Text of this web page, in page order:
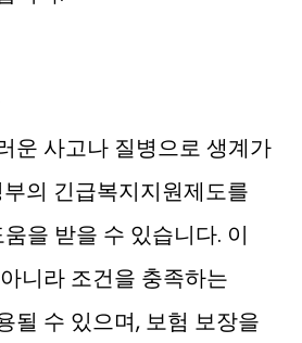
운 사고나 질병으로 생계가
의 긴급복지지원제도를
을 받을 수 있습니다. 이
니라 조건을 충족하는
될 수 있으며, 보험 보장을